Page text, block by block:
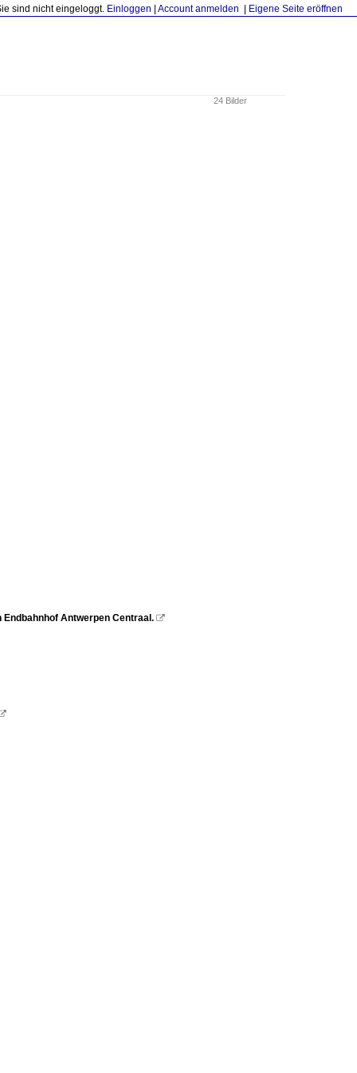
sind nicht eingeloggt. Einloggen Account anmelden Eigene Seite eröffnen
24 Bilder
Antwerpen Centraal. 